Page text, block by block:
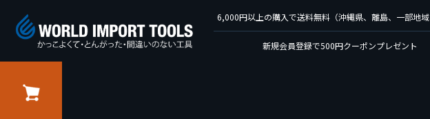
6,000円以上の購入で送料無料（沖縄県、離島、一部地域
新規会員登録で500円クーポンプレゼント